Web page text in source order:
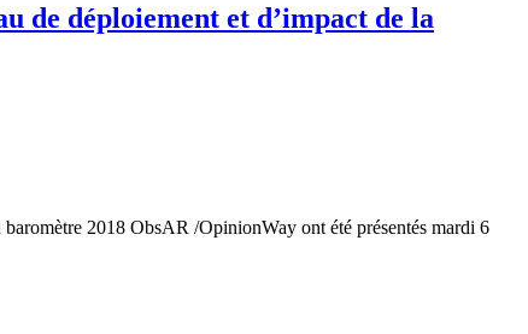
de déploiement et d’impact de la
2018 ObsAR /OpinionWay ont été présentés mardi 6